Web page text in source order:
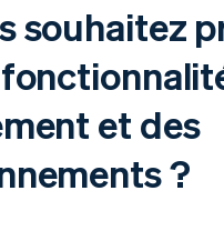
souhaitez
et des
?
Español简体中文
Svenska
English